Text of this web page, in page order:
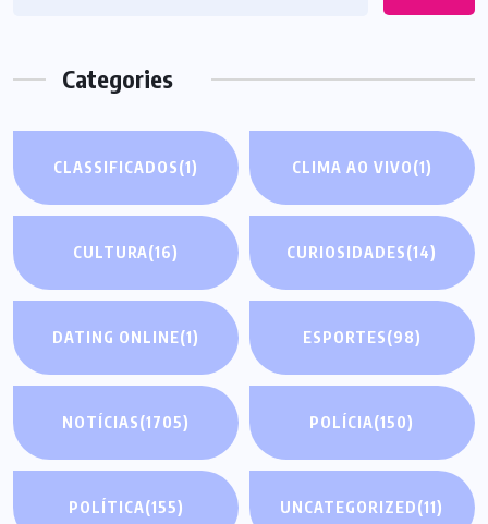
Categories
CLASSIFICADOS(1) CLIMA AO VIVO(1)
CULTURA(16) CURIOSIDADES(14)
DATING ONLINE(1) ESPORTES(98)
NOTÍCIAS(1705) POLÍCIA(150)
POLÍTICA(155) UNCATEGORIZED(11)